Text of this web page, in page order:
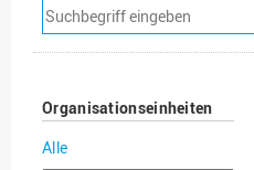
Suchfilter
entfernen
Organisationseinheiten
Alle